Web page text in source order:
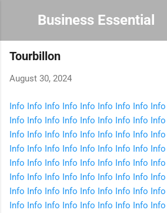
Skip to main content
Business Essential
Tourbillon
August 30, 2024
Info Info Info Info Info Info Info Info Info
Info Info Info Info Info Info Info Info Info
Info Info Info Info Info Info Info Info Info
Info Info Info Info Info Info Info Info Info
Info Info Info Info Info Info Info Info Info
Info Info Info Info Info Info Info Info Info
Info Info Info Info Info Info Info Info Info
Info Info Info Info Info Info Info Info Info